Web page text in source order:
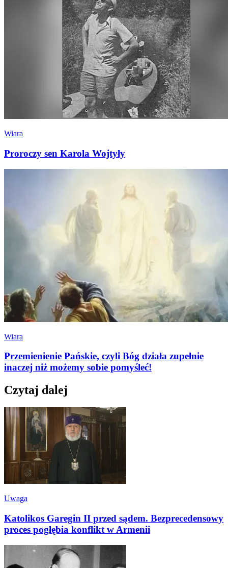
Wiara
Proroczy sen Karola Wojtyły
Wiara
Przemienienie Pańskie, czyli Bóg działa zupełnie
inaczej niż możemy sobie pomyśleć!
Czytaj dalej
Uwaga
Katolikos Garegin II przed sądem. Bezprecedensowy
proces pogłębia konflikt w Armenii